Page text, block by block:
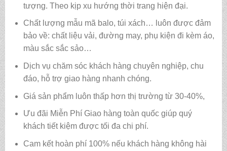
tượng. Theo kịp xu hướng thời trang hiện đại.
Chất lượng mẫu mã balo, túi xách…
luôn được đảm
bảo về: chất liệu vải, đường may, phụ kiện đi kèm áo,
màu sắc sắc sảo…
Dịch vụ chăm sóc khách hàng chuyên nghiệp, chu
đáo, hỗ trợ giao hàng nhanh chóng.
Giá sản phẩm luôn thấp hơn thị trường từ 30-40%,
Ưu đãi Miễn Phí Giao hàng toàn quốc giúp quý
khách tiết kiệm được tối đa chi phí.
Cam kết hoàn phí 100% nếu khách hàng không hài